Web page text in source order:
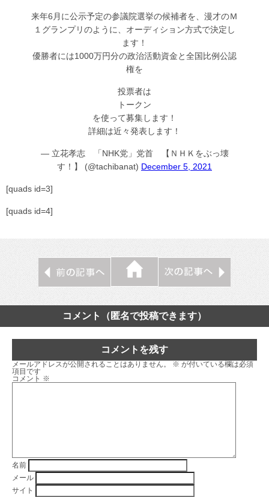
来年6月に公示予定の参議院選挙の候補者を、漫才のＭ
１グランプリのように、オーディション方式で決定し
ます！
優勝者には1000万円分の政治活動資金と全国比例公認
権を
投票者は
トークン
を使って募集します！
詳細は近々発表します！
— 立花孝志 「NHK党」党首 【ＮＨＫをぶっ壊
す！】 (@tachibanat) December 5, 2021
[quads id=3]
[quads id=4]
コメント（匿名で投稿できます）
コメントを残す
メールアドレスが公開されることはありません。 ※ が付いている欄は必須
項目です
コメント ※
名前
メール
サイト